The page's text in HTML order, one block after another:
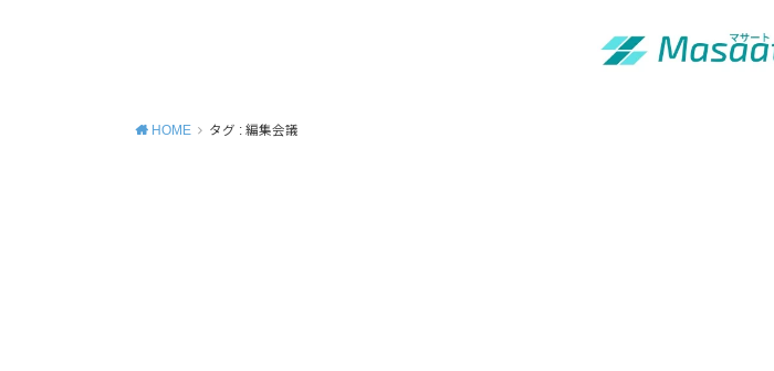
HOME タグ : 編集会議